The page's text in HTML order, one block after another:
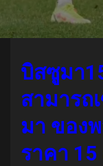
บิสซูมา
สามาร
มา ของพ
ราคา